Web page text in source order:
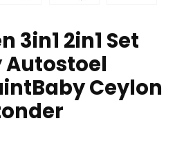
3in1 2in1 Set
Autostoel
Ceylon